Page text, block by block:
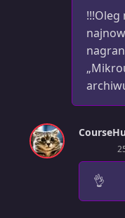
!!!Oleg
👌